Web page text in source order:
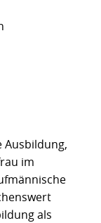
Ausbildung,
im
als